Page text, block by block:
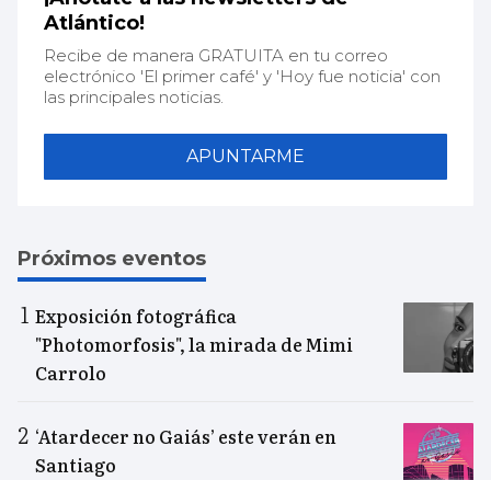
Atlántico!
Recibe de manera GRATUITA en tu correo
electrónico 'El primer café' y 'Hoy fue noticia' con
las principales noticias.
APUNTARME
Próximos eventos
Exposición fotográfica
"Photomorfosis", la mirada de Mimi
Carrolo
‘Atardecer no Gaiás’ este verán en
Santiago